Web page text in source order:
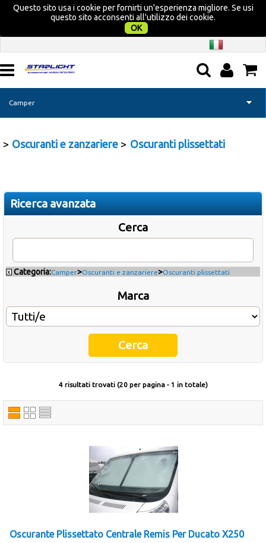
Questo sito usa i cookie per fornirti un'esperienza migliore. Se usi
questo sito acconsenti all'utilizzo dei cookie.
OK
Camper
Campeggio
Ultimi inserimenti
Oscuranti e zanzariere Oscuranti plissettati
Ricerca avanzata
Cerca
x Categoria:Camper>Oscuranti e zanzariere>Oscuranti plissettati
Marca
4 risultati trovati (20 per pagina - 1 in totale)
Oscurante Plissettato Centrale Remis Per Ducato X250